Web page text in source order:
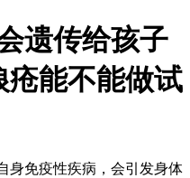
遗传给孩子
疮能不能做试
身免疫性疾病，会引发身体